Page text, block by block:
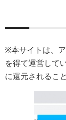
※本サイトは、
を得て運営して
に還元されるこ